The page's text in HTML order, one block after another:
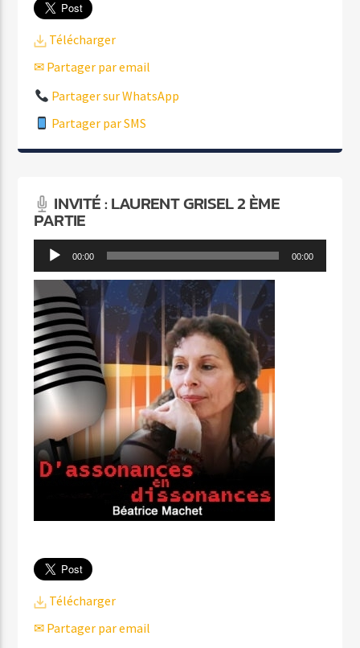
Télécharger
✉ Partager par email
Partager sur WhatsApp
Partager par SMS
INVITÉ : LAURENT GRISEL 2 ÈME
PARTIE
Lecteur
audio
00:00 00:00
Télécharger
✉ Partager par email